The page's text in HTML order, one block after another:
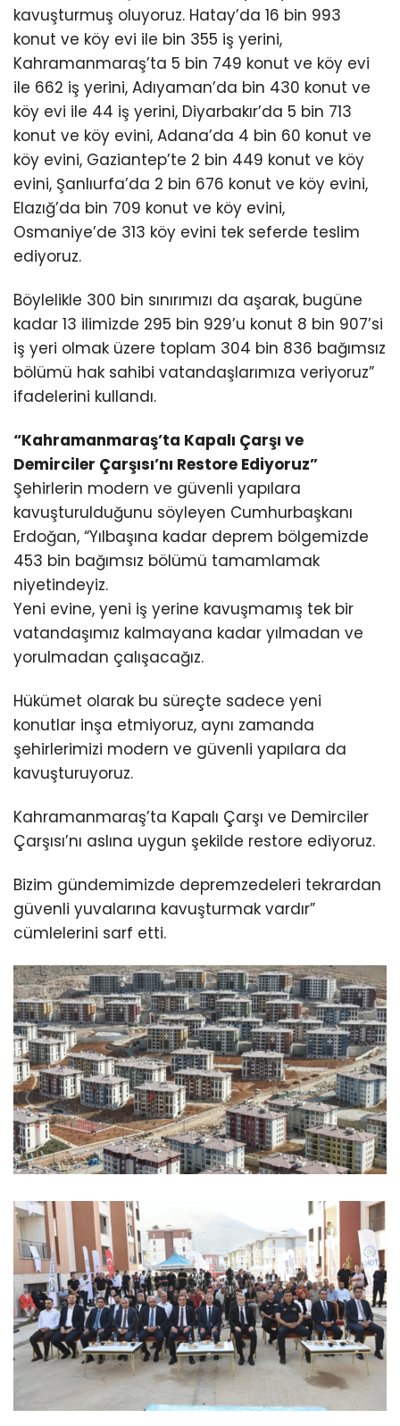
kavuşturmuş oluyoruz. Hatay’da 16 bin 993
konut ve köy evi ile bin 355 iş yerini,
Kahramanmaraş’ta 5 bin 749 konut ve köy evi
ile 662 iş yerini, Adıyaman’da bin 430 konut ve
köy evi ile 44 iş yerini, Diyarbakır’da 5 bin 713
konut ve köy evini, Adana’da 4 bin 60 konut ve
köy evini, Gaziantep’te 2 bin 449 konut ve köy
evini, Şanlıurfa’da 2 bin 676 konut ve köy evini,
Elazığ’da bin 709 konut ve köy evini,
Osmaniye’de 313 köy evini tek seferde teslim
ediyoruz.
Böylelikle 300 bin sınırımızı da aşarak, bugüne
kadar 13 ilimizde 295 bin 929’u konut 8 bin 907’si
iş yeri olmak üzere toplam 304 bin 836 bağımsız
bölümü hak sahibi vatandaşlarımıza veriyoruz”
ifadelerini kullandı.
“Kahramanmaraş’ta Kapalı Çarşı ve
Demirciler Çarşısı’nı Restore Ediyoruz”
Şehirlerin modern ve güvenli yapılara
kavuşturulduğunu söyleyen Cumhurbaşkanı
Erdoğan, “Yılbaşına kadar deprem bölgemizde
453 bin bağımsız bölümü tamamlamak
niyetindeyiz.
Yeni evine, yeni iş yerine kavuşmamış tek bir
vatandaşımız kalmayana kadar yılmadan ve
yorulmadan çalışacağız.
Hükümet olarak bu süreçte sadece yeni
konutlar inşa etmiyoruz, aynı zamanda
şehirlerimizi modern ve güvenli yapılara da
kavuşturuyoruz.
Kahramanmaraş’ta Kapalı Çarşı ve Demirciler
Çarşısı’nı aslına uygun şekilde restore ediyoruz.
Bizim gündemimizde depremzedeleri tekrardan
güvenli yuvalarına kavuşturmak vardır”
cümlelerini sarf etti.